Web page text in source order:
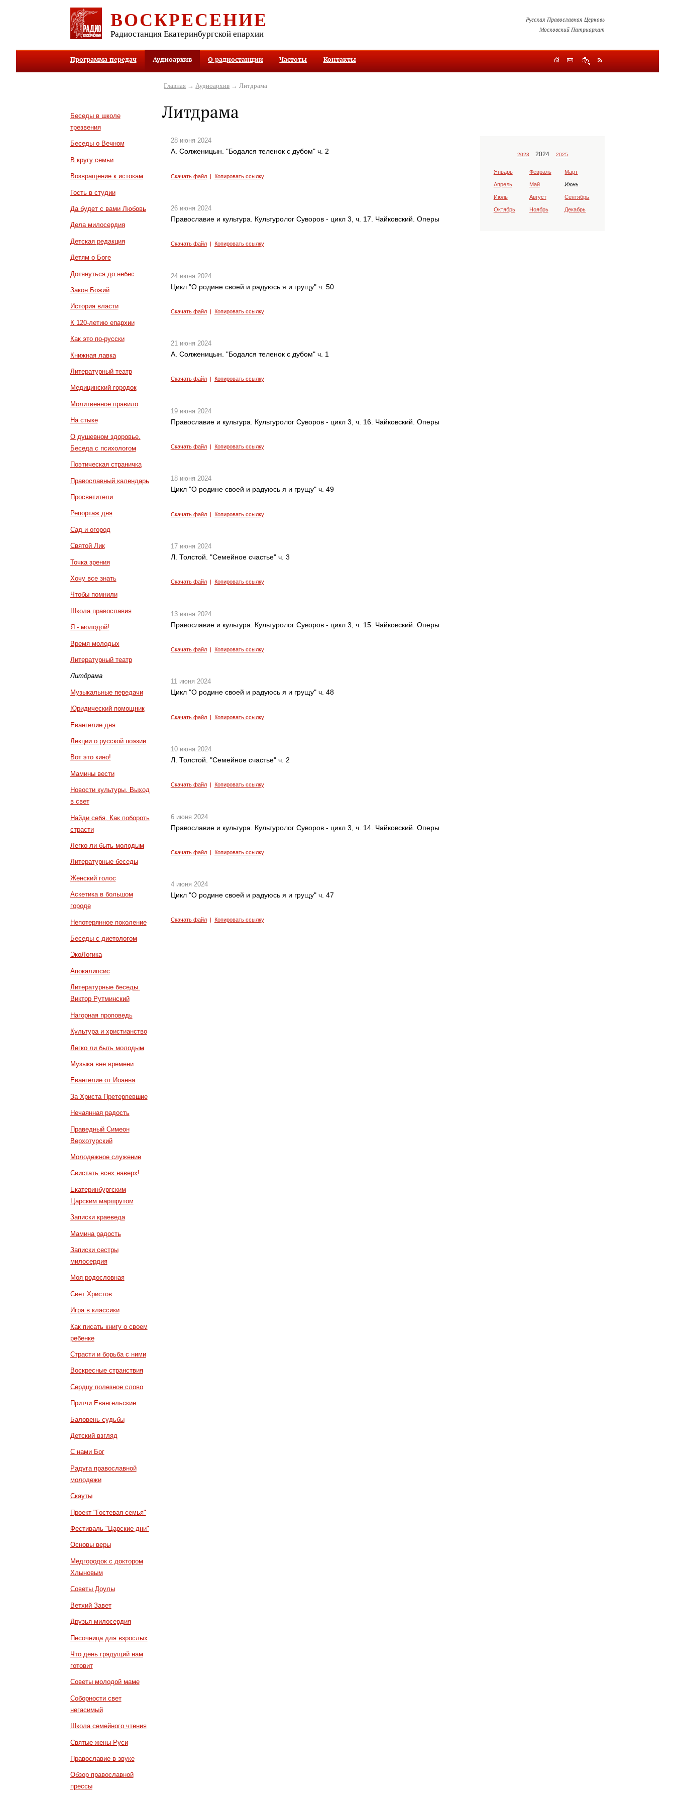
ВОСКРЕСЕНИЕ
Радиостанция Екатеринбургской епархии
Русская Православная Церковь
Московский Патриархат
Программа передач Аудиоархив О радиостанции Частоты Контакты
Беседы в школе
трезвения
Беседы о Вечном
В кругу семьи
Возвращение к истокам
Гость в студии
Да будет с вами Любовь
Дела милосердия
Детская редакция
Детям о Боге
Дотянуться до небес
Закон Божий
История власти
К 120-летию епархии
Как это по-русски
Книжная лавка
Литературный театр
Медицинский городок
Молитвенное правило
На стыке
О душевном здоровье.
Беседа с психологом
Поэтическая страничка
Православный календарь
Просветители
Репортаж дня
Сад и огород
Святой Лик
Точка зрения
Хочу все знать
Чтобы помнили
Школа православия
Я - молодой!
Время молодых
Литературный театр
Литдрама
Музыкальные передачи
Юридический помощник
Евангелие дня
Лекции о русской поэзии
Вот это кино!
Мамины вести
Новости культуры. Выход
в свет
Найди себя. Как побороть
страсти
Легко ли быть молодым
Литературные беседы
Женский голос
Аскетика в большом
городе
Непотерянное поколение
Беседы с диетологом
ЭкоЛогика
Апокалипсис
Литературные беседы.
Виктор Рутминский
Нагорная проповедь
Культура и христианство
Легко ли быть молодым
Музыка вне времени
Евангелие от Иоанна
За Христа Претерпевшие
Нечаянная радость
Праведный Симеон
Верхотурский
Молодежное служение
Свистать всех наверх!
Екатеринбургским
Царским маршрутом
Записки краеведа
Мамина радость
Записки сестры
милосердия
Моя родословная
Свет Христов
Игра в классики
Как писать книгу о своем
ребенке
Страсти и борьба с ними
Воскресные странствия
Сердцу полезное слово
Притчи Евангельские
Баловень судьбы
Детский взгляд
С нами Бог
Радуга православной
молодежи
Скауты
Проект "Гостевая семья"
Фестиваль "Царские дни"
Основы веры
Медгородок с доктором
Хлыновым
Советы Доулы
Ветхий Завет
Друзья милосердия
Песочница для взрослых
Что день грядущий нам
готовит
Советы молодой маме
Соборности свет
негасимый
Школа семейного чтения
Святые жены Руси
Православие в звуке
Обзор православной
прессы
Главная → Аудиоархив → Литдрама
Литдрама
28 июня 2024
А. Солженицын. "Бодался теленок с дубом" ч. 2
Скачать файл| Копировать ссылку
26 июня 2024
Православие и культура. Культуролог Суворов - цикл 3, ч. 17. Чайковский. Оперы
Скачать файл| Копировать ссылку
24 июня 2024
Цикл "О родине своей и радуюсь я и грущу" ч. 50
Скачать файл| Копировать ссылку
21 июня 2024
А. Солженицын. "Бодался теленок с дубом" ч. 1
Скачать файл| Копировать ссылку
19 июня 2024
Православие и культура. Культуролог Суворов - цикл 3, ч. 16. Чайковский. Оперы
Скачать файл| Копировать ссылку
18 июня 2024
Цикл "О родине своей и радуюсь я и грущу" ч. 49
Скачать файл| Копировать ссылку
17 июня 2024
Л. Толстой. "Семейное счастье" ч. 3
Скачать файл| Копировать ссылку
13 июня 2024
Православие и культура. Культуролог Суворов - цикл 3, ч. 15. Чайковский. Оперы
Скачать файл| Копировать ссылку
11 июня 2024
Цикл "О родине своей и радуюсь я и грущу" ч. 48
Скачать файл| Копировать ссылку
10 июня 2024
Л. Толстой. "Семейное счастье" ч. 2
Скачать файл| Копировать ссылку
6 июня 2024
Православие и культура. Культуролог Суворов - цикл 3, ч. 14. Чайковский. Оперы
Скачать файл| Копировать ссылку
4 июня 2024
Цикл "О родине своей и радуюсь я и грущу" ч. 47
Скачать файл| Копировать ссылку
2023 2024 2025
Январь Февраль Март
Апрель Май Июнь
Июль Август Сентябрь
Октябрь Ноябрь Декабрь